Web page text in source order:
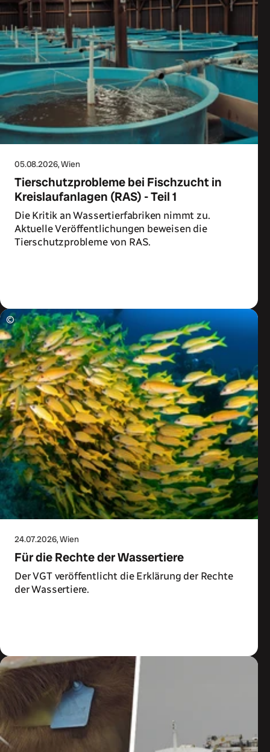
05.08.2026, Wien
Tierschutzprobleme bei Fischzucht in
Kreislaufanlagen (RAS) - Teil 1
Die Kritik an Wassertierfabriken nimmt zu.
Aktuelle Veröffentlichungen beweisen die
Tierschutzprobleme von RAS.
©
24.07.2026, Wien
Für die Rechte der Wassertiere
Der VGT veröffentlicht die Erklärung der Rechte
der Wassertiere.